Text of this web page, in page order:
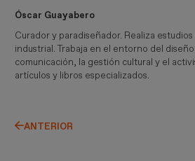
Óscar Guayabero
Curador y paradiseñador. Realiza
industrial. Trabaja en el entorno del
comunicación, la gestión cultural y el
artículos y libros especializados.
ANTERIOR